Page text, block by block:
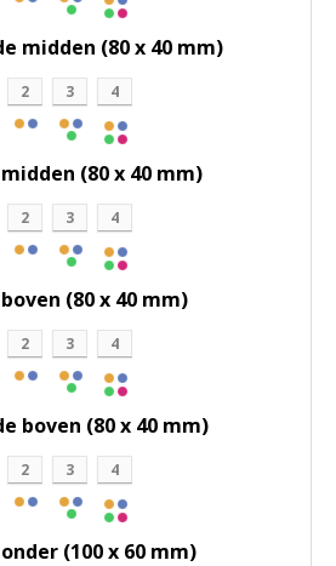
midden (80 x 40 mm)
2 3 4
(80 x 40 mm)
2 3 4
(80 x 40 mm)
2 3 4
boven (80 x 40 mm)
2 3 4
(100 x 60 mm)